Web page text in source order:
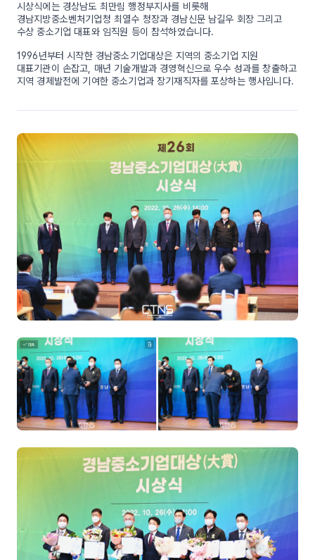
시상식에는 경상남도 최만림 행정부지사를 비롯해
경남지방중소벤처기업청 최열수 청장과 경남신문 남길우 회장 그리고
수상 중소기업 대표와 임직원 등이 참석하였습니다.
1996년부터 시작한 경남중소기업대상은 지역의 중소기업 지원
대표기관이 손잡고, 매년 기술개발과 경영혁신으로 우수 성과를 창출하고
지역 경제발전에 기여한 중소기업과 장기재직자를 포상하는 행사입니다.